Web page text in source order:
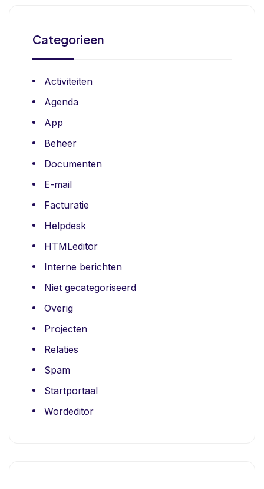
Categorieen
Activiteiten
Agenda
App
Beheer
Documenten
E-mail
Facturatie
Helpdesk
HTMLeditor
Interne berichten
Niet gecategoriseerd
Overig
Projecten
Relaties
Spam
Startportaal
Wordeditor